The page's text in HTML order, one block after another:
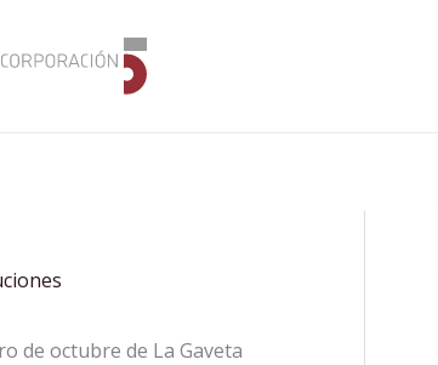
de octubre de La Gaveta